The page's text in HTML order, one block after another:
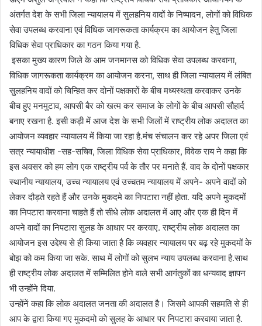
अंतर्गत देश के सभी जिला न्यायालय में सुलहनिय वादों के निष्पादन, लोगों को विधिक
सेवा उपलब्ध करवाना एवं विधिक जागरूकता कार्यक्रम का आयोजन हेतु जिला
विधिक सेवा प्राधिकार का गठन किया गया है.
इसका मुख्य कारण जिले के आम जनमानस को विधिक सेवा उपलब्ध करवाना,
विधिक जागरूकता कार्यक्रम का आयोजन करना, साथ ही जिला न्यायालय में लंबित
सुलहनिय वादों को चिन्हित कर दोनों पक्षकारों के बीच मध्यस्थता करवाकर उनके
बीच हुए मनमुटाव, आपसी बैर को खत्म कर समाज के लोगों के बीच आपसी सौहार्द
बनाए रखना है. इसी कड़ी में आज देश के सभी जिलों में राष्ट्रीय लोक अदालत का
आयोजन व्यवहार न्यायालय में किया जा रहा है.मंच संचालन कर रहे अपर जिला एवं
सत्र न्यायाधीश -सह-सचिव, जिला विधिक सेवा प्राधिकार, विवेक राय ने कहा कि
इस अवसर को हम लोग एक राष्ट्रीय पर्व के तौर पर मनाते हैं. वाद के दोनों पक्षकार
स्थानीय न्यायालय, उच्च न्यायालय एवं उच्चतम न्यायालय में अपने- अपने वादों को
लेकर दौड़ते रहते हैं और उनके मुकदमे का निपटारा नहीं होता. यदि अपने मुकदमों
का निपटारा करवाना चाहते हैं तो सीधे लोक अदालत में आए और एक ही दिन में
अपने वादों का निपटारा सुलह के आधार पर करवाए. राष्ट्रीय लोक अदालत का
आयोजन इस उद्देश्य से ही किया जाता है कि व्यवहार न्यायालय पर बढ़ रहे मुकदमों के
बोझ को कम किया जा सके. साथ में लोगों को सुलभ न्याय उपलब्ध करवाना है.साथ
ही राष्ट्रीय लोक अदालत में सम्मिलित होने वाले सभी आगंतुकों का धन्यवाद ज्ञापन
भी उन्होंने दिया.
उन्होंनें कहा कि लोक अदालत जनता की अदालत है। जिसमे आपकी सहमति से ही
आप के द्वारा किया गए मुकदमो को सुलह के आधार पर निपटारा करवाया जाता है.